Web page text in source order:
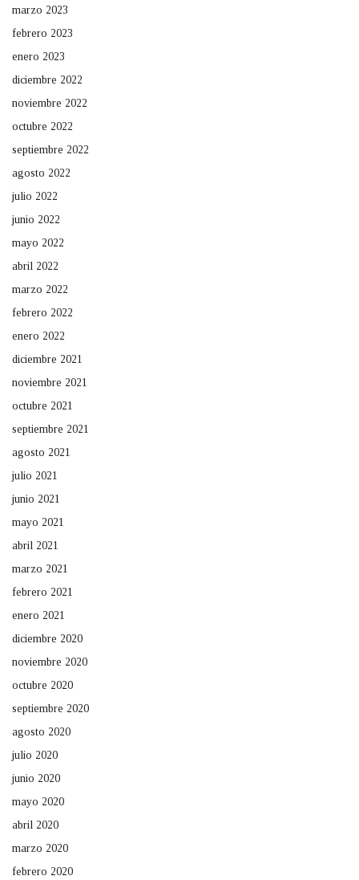
marzo 2023
febrero 2023
enero 2023
diciembre 2022
noviembre 2022
octubre 2022
septiembre 2022
agosto 2022
julio 2022
junio 2022
mayo 2022
abril 2022
marzo 2022
febrero 2022
enero 2022
diciembre 2021
noviembre 2021
octubre 2021
septiembre 2021
agosto 2021
julio 2021
junio 2021
mayo 2021
abril 2021
marzo 2021
febrero 2021
enero 2021
diciembre 2020
noviembre 2020
octubre 2020
septiembre 2020
agosto 2020
julio 2020
junio 2020
mayo 2020
abril 2020
marzo 2020
febrero 2020